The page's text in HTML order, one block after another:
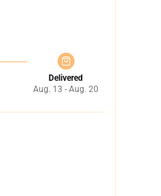
Delivered
Aug. 13 - Aug. 20